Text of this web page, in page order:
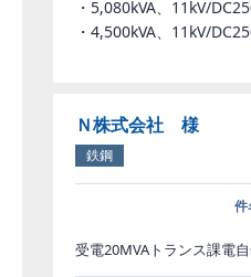
・5,080kVA、11kV/
・4,500kVA、11kV/
Ｎ株式会社 様
鉄鋼
件
受電20MVAトランス課電